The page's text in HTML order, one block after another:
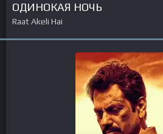
ОДИНОКАЯ НОЧЬ
Raat Akeli Hai